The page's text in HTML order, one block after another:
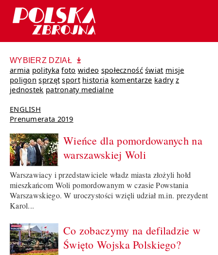
WYBIERZ DZIAŁ
armia polityka foto wideo społeczność świat misje
poligon sprzęt sport historia komentarze kadry z
jednostek patronaty medialne
ENGLISH
Prenumerata 2019
Wieńce dla pomordowanych na
warszawskiej Woli
Warszawiacy i przedstawiciele władz miasta złożyli hołd
mieszkańcom Woli pomordowanym w czasie Powstania
Warszawskiego. W uroczystości wzięli udział m.in. prezydent
Karol...
Co zobaczymy na defiladzie w
Święto Wojska Polskiego?